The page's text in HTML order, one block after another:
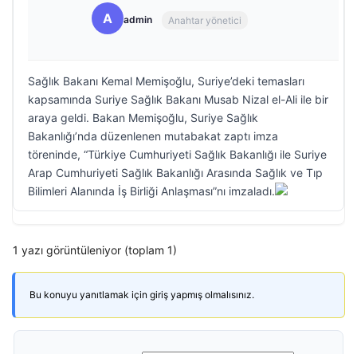
A admin Anahtar yönetici
Sağlık Bakanı Kemal Memişoğlu, Suriye’deki temasları
kapsamında Suriye Sağlık Bakanı Musab Nizal el-Ali ile bir
araya geldi. Bakan Memişoğlu, Suriye Sağlık
Bakanlığı’nda düzenlenen mutabakat zaptı imza
töreninde, “Türkiye Cumhuriyeti Sağlık Bakanlığı ile Suriye
Arap Cumhuriyeti Sağlık Bakanlığı Arasında Sağlık ve Tıp
Bilimleri Alanında İş Birliği Anlaşması”nı imzaladı.
1 yazı görüntüleniyor (toplam 1)
Bu konuyu yanıtlamak için giriş yapmış olmalısınız.